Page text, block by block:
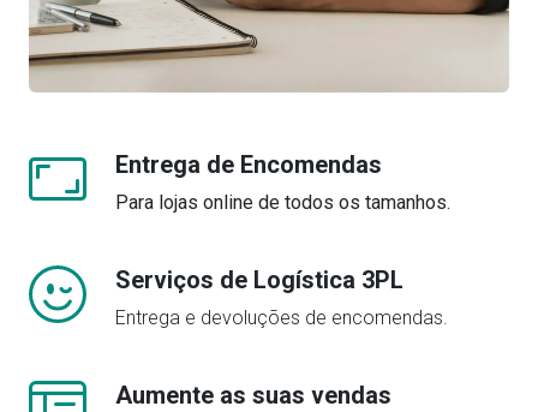
Entrega de Encomendas
Para lojas online de todos os tamanhos.
Serviços de Logística 3PL
Entrega e devoluções de encomendas.
Aumente as suas vendas